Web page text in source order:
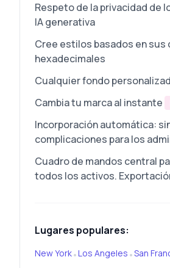
Respeto de la privacidad de
IA generativa
Cree estilos basados en sus
hexadecimales
Cualquier fondo
Cambia tu marca al instante
Incorporación automática:
complicaciones para los
Cuadro de mandos central
todos los activos.
Lugares populares:
New York•Los Angeles •San